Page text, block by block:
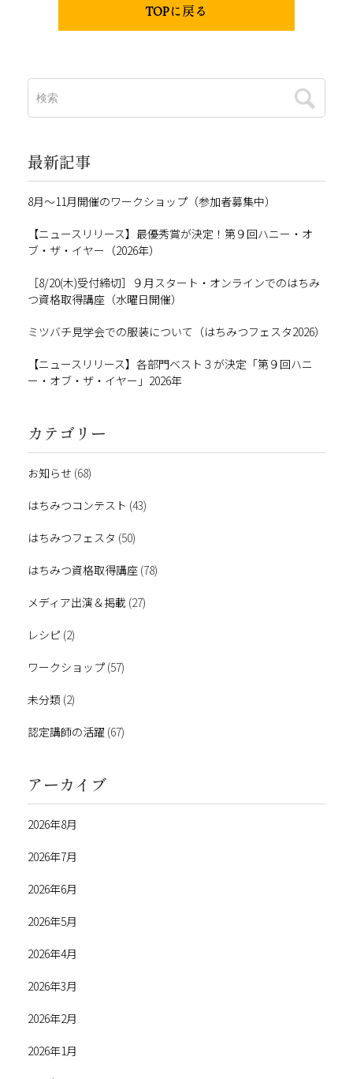
TOPに戻る
最新記事
8月～11月開催のワークショップ（参加者募集中）
【ニュースリリース】最優秀賞が決定！第９回ハニー・オ
ブ・ザ・イヤー（2026年）
［8/20(木)受付締切］９月スタート・オンラインでのはちみ
つ資格取得講座（水曜日開催）
ミツバチ見学会での服装について（はちみつフェスタ2026）
【ニュースリリース】各部門ベスト３が決定「第９回ハニ
ー・オブ・ザ・イヤー」2026年
カテゴリー
お知らせ (68)
はちみつコンテスト (43)
はちみつフェスタ (50)
はちみつ資格取得講座 (78)
メディア出演＆掲載 (27)
レシピ (2)
ワークショップ (57)
未分類 (2)
認定講師の活躍 (67)
アーカイブ
2026年8月
2026年7月
2026年6月
2026年5月
2026年4月
2026年3月
2026年2月
2026年1月